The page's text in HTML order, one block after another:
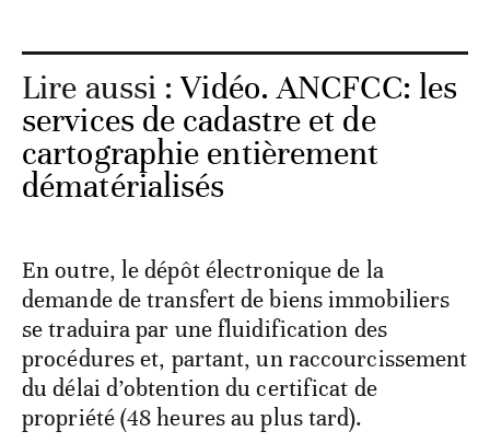
Lire aussi :Vidéo. ANCFCC: les
services de cadastre et de
cartographie entièrement
dématérialisés
En outre, le dépôt électronique de la
demande de transfert de biens immobiliers
se traduira par une fluidification des
procédures et, partant, un raccourcissement
du délai d’obtention du certificat de
propriété (48 heures au plus tard).